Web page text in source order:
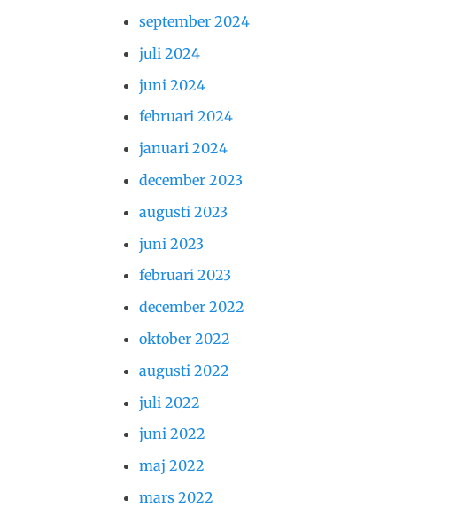
september 2024
juli 2024
juni 2024
februari 2024
januari 2024
december 2023
augusti 2023
juni 2023
februari 2023
december 2022
oktober 2022
augusti 2022
juli 2022
juni 2022
maj 2022
mars 2022